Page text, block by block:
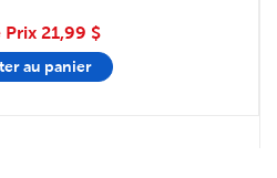
Prix 21,99 $
au panier